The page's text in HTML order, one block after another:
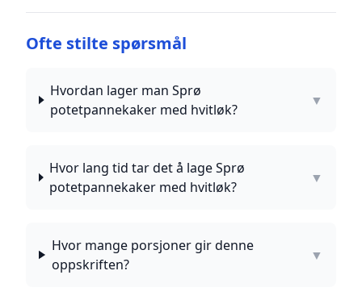
Ofte stilte spørsmål
Hvordan lager man Sprø
potetpannekaker med hvitløk?
▼
Hvor lang tid tar det å lage Sprø
potetpannekaker med hvitløk?
▼
Hvor mange porsjoner gir denne
oppskriften?
▼